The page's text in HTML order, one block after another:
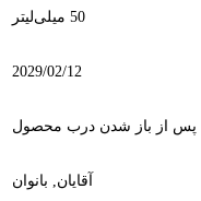
50 میلی‌لیتر
2029/02/12
آقایان, بانوان